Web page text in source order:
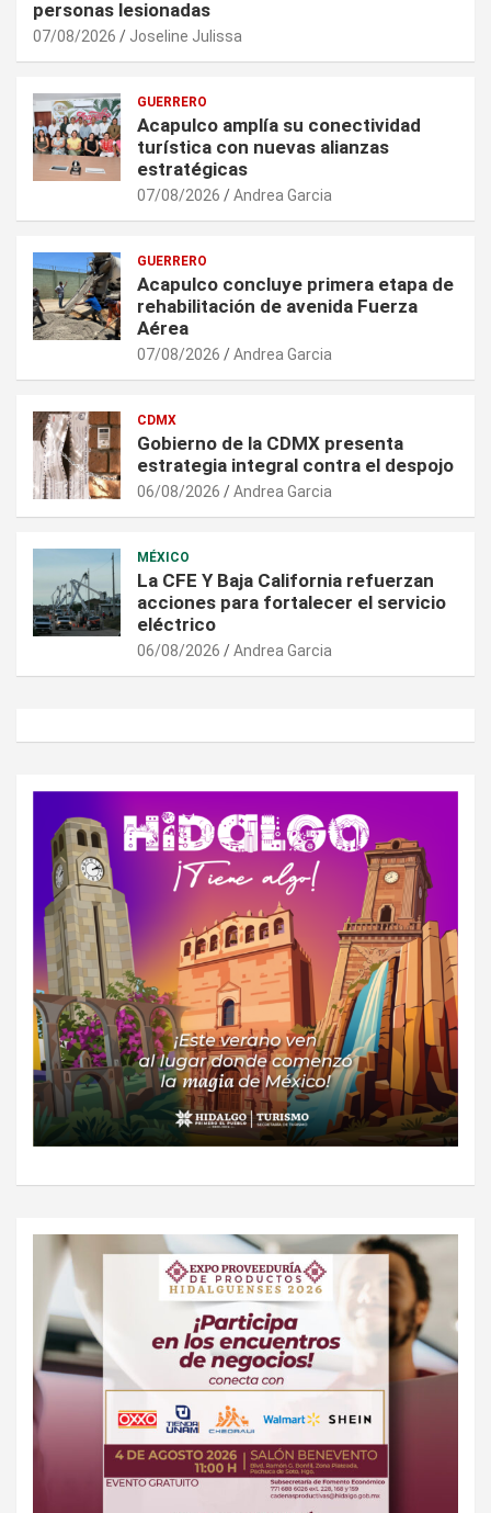
personas lesionadas
07/08/2026 Joseline Julissa
GUERRERO
Acapulco amplía su conectividad
turística con nuevas alianzas
estratégicas
07/08/2026 Andrea Garcia
GUERRERO
Acapulco concluye primera etapa de
rehabilitación de avenida Fuerza
Aérea
07/08/2026 Andrea Garcia
CDMX
Gobierno de la CDMX presenta
estrategia integral contra el despojo
06/08/2026 Andrea Garcia
MÉXICO
La CFE Y Baja California refuerzan
acciones para fortalecer el servicio
eléctrico
06/08/2026 Andrea Garcia